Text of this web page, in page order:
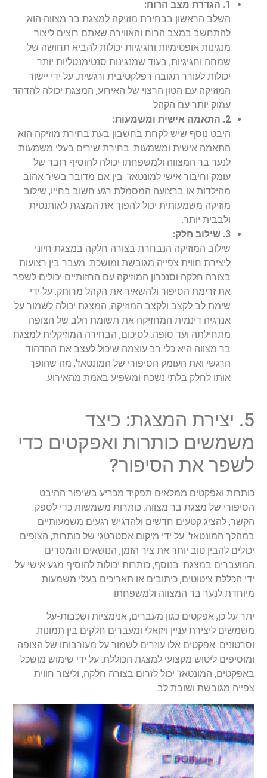
1. הגדרת מצב הרוח:
השלב הראשון בבחירת מוזיקה למצגת בר מצווה הוא
להתחשב במצב הרוח והאווירה שאתם רוצים ליצור.
מנגינות אופטימיות וחגיגיות יכולות להביא תחושה של
שמחה וחגיגיות, בעוד שמנגינות סנטימנטליות יותר
יכולות לעורר תגובה רפלקטיבית ורגשית. על ידי יישור
המוזיקה עם הטון הרצוי של האירוע, המצגת יכולה להדהד
עמוק יותר עם הקהל.
2. התאמה אישית ומשמעות:
היבט נוסף שיש לקחת בחשבון בעת בחירת מוזיקה הוא
התאמה אישית ומשמעות. בחירת שירים בעלי משמעות
לנער בר המצווה ולמשפחתו יכולה להוסיף רובד של
עומק וחיבור אישי למונטאז'. בין אם מדובר בשיר אהוב
מהילדות או ברצועה המסמלת רגע חשוב בחייו, שילוב
מוזיקה משמעותית יכול להפוך את המצגת לאותנטית
ולבבית יותר.
3. שילוב חלק:
שילוב המוזיקה הנבחרת בצורה חלקה במצגת חיוני
ליצירת חווית צפייה מגובשת ומושכת. מעבר בין רצועות
בצורה חלקה וסנכרון המוזיקה עם החזותיים יכולים לשפר
את זרימת הסיפור ולהשאיר את הקהל מרותק. על ידי
שימת לב לקצב ולקצב המוזיקה, המצגת יכולה לשמור על
אנרגיה דינמית המחזיקה את תשומת הלב של הצופה
מתחילתה ועד סופה. לסיכום, הבחירה המוזיקלית למצגת
בר מצווה היא כלי רב עוצמה שיכול לעצב את ההדהוד
הרגשי ואת העומק הסיפורי של המונטאז', מה שהופך
אותו לחלק בלתי נשכח ומשפיע באמת מהאירוע.
5. יצירת המצגת: כיצד
משמשים כותרות ואפקטים כדי
לשפר את הסיפור?
כותרות ואפקטים ממלאים תפקיד מכריע בשיפור ההיבט
הסיפורי של מצגת בר מצווה. כותרות משמשות כדי לספק
הקשר, להציג קטעים חדשים ולהדגיש רגעים משמעותיים
במהלך המונטאז'. על ידי מיקום אסטרטגי של כותרות, הצופים
יכולים להבין טוב יותר את ציר הזמן, הנושאים והמסרים
המועברים במצגת. בנוסף, כותרות יכולות להוסיף מגע אישי על
ידי הכללת ציטוטים, כיתובים או תאריכים בעלי משמעות
מיוחדת לנער בר המצווה ולמשפחתו.
יתר על כן, אפקטים כגון מעברים, אנימציות ושכבות-על
משמשים ליצירת עניין ויזואלי ומעברים חלקים בין תמונות
וסרטונים. אפקטים אלו עוזרים לשמור על מעורבותו של הצופה
ומוסיפים ליטוש מקצועי למצגת הכוללת. על ידי שימוש מושכל
באפקטים, המונטאז' יכול לזרום בצורה חלקה, וליצור חווית
צפייה מגובשת ושובת לב.